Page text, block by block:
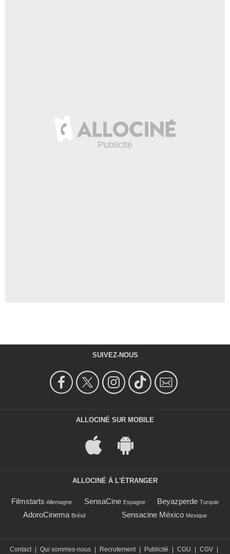
SUIVEZ-NOUS
ALLOCINÉ SUR MOBILE
ALLOCINÉ À L'ÉTRANGER
Filmstarts Allemagne SensaCine Espagne Beyazperde Turquie
AdoroCinema Brésil Sensacine México Mexique
Contact Qui sommes-nous Recrutement Publicité CGU CGV